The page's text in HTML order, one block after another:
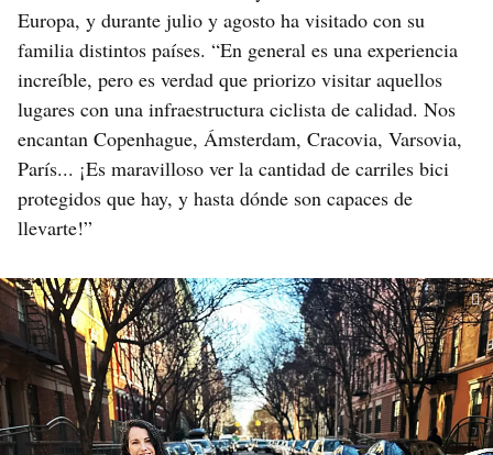
Europa, y durante julio y agosto ha visitado con su
familia distintos países. “En general es una experiencia
increíble, pero es verdad que priorizo visitar aquellos
lugares con una infraestructura ciclista de calidad. Nos
encantan Copenhague, Ámsterdam, Cracovia, Varsovia,
París... ¡Es maravilloso ver la cantidad de carriles bici
protegidos que hay, y hasta dónde son capaces de
llevarte!”